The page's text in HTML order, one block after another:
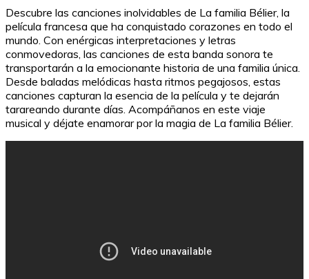
Descubre las canciones inolvidables de La familia Bélier, la
película francesa que ha conquistado corazones en todo el
mundo. Con enérgicas interpretaciones y letras
conmovedoras, las canciones de esta banda sonora te
transportarán a la emocionante historia de una familia única.
Desde baladas melódicas hasta ritmos pegajosos, estas
canciones capturan la esencia de la película y te dejarán
tarareando durante días. Acompáñanos en este viaje
musical y déjate enamorar por la magia de La familia Bélier.